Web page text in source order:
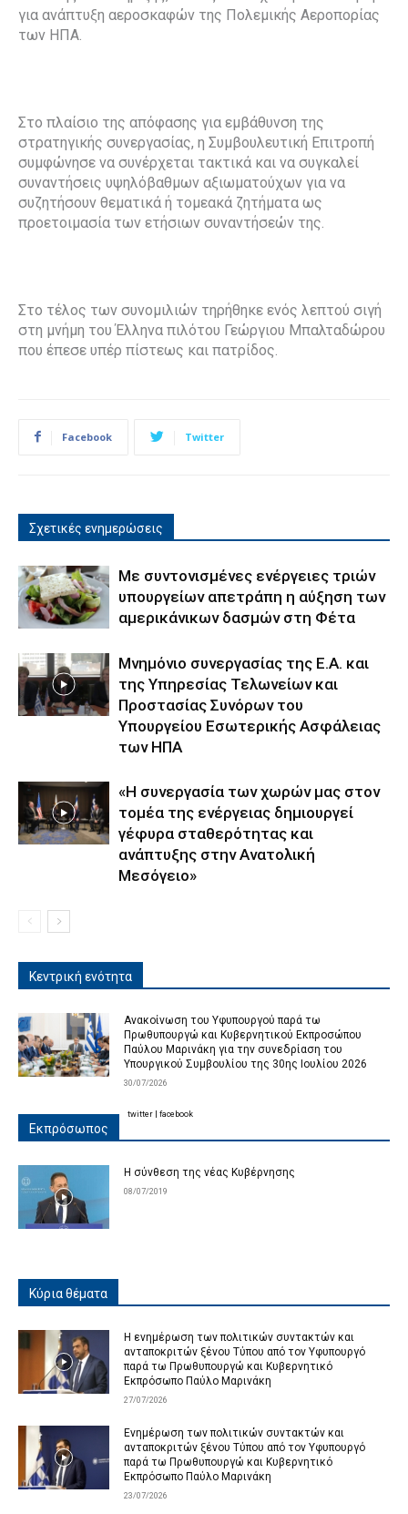
για ανάπτυξη αεροσκαφών της Πολεμικής Αεροπορίας
των ΗΠΑ.
Στο πλαίσιο της απόφασης για εμβάθυνση της
στρατηγικής συνεργασίας, η Συμβουλευτική Επιτροπή
συμφώνησε να συνέρχεται τακτικά και να συγκαλεί
συναντήσεις υψηλόβαθμων αξιωματούχων για να
συζητήσουν θεματικά ή τομεακά ζητήματα ως
προετοιμασία των ετήσιων συναντήσεών της.
Στο τέλος των συνομιλιών τηρήθηκε ενός λεπτού σιγή
στη μνήμη του Έλληνα πιλότου Γεώργιου Μπαλταδώρου
που έπεσε υπέρ πίστεως και πατρίδος.
Facebook Twitter
Σχετικές ενημερώσεις
Με συντονισμένες ενέργειες τριών
υπουργείων απετράπη η αύξηση των
αμερικάνικων δασμών στη Φέτα
Μνημόνιο συνεργασίας της Ε.Α. και
της Υπηρεσίας Τελωνείων και
Προστασίας Συνόρων του
Υπουργείου Εσωτερικής Ασφάλειας
των ΗΠΑ
«Η συνεργασία των χωρών μας στον
τομέα της ενέργειας δημιουργεί
γέφυρα σταθερότητας και
ανάπτυξης στην Ανατολική
Μεσόγειο»
Κεντρική ενότητα
Ανακοίνωση του Υφυπουργού παρά τω
Πρωθυπουργώ και Κυβερνητικού Εκπροσώπου
Παύλου Μαρινάκη για την συνεδρίαση του
Υπουργικού Συμβουλίου της 30ης Ιουλίου 2026
30/07/2026
Εκπρόσωπος
Η σύνθεση της νέας Κυβέρνησης
08/07/2019
twitter facebook
Κύρια θέματα
Η ενημέρωση των πολιτικών συντακτών και
ανταποκριτών ξένου Τύπου από τον Υφυπουργό
παρά τω Πρωθυπουργώ και Κυβερνητικό
Εκπρόσωπο Παύλο Μαρινάκη
27/07/2026
Ενημέρωση των πολιτικών συντακτών και
ανταποκριτών ξένου Τύπου από τον Υφυπουργό
παρά τω Πρωθυπουργώ και Κυβερνητικό
Εκπρόσωπο Παύλο Μαρινάκη
23/07/2026